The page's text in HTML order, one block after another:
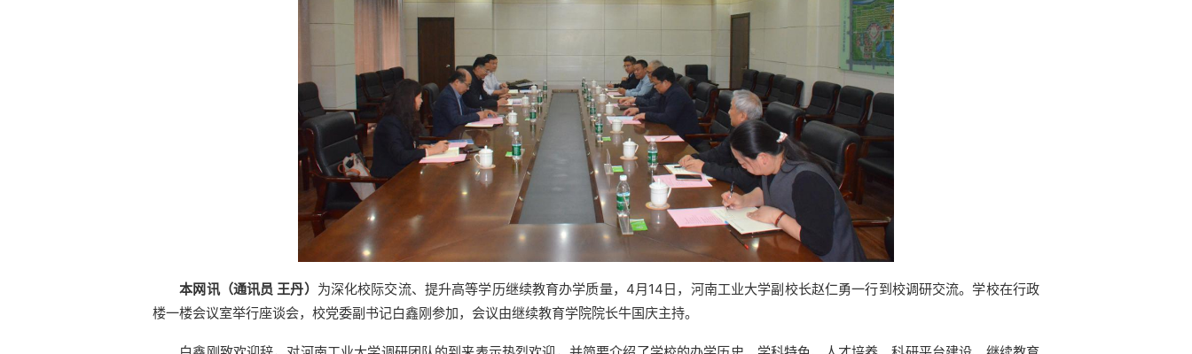
本网讯（通讯员 王丹） 为深化校际交流、提升高等学历继续教育办学质量，4月14日，河南工业大学副校长赵仁勇一行到校调研交流。学校在行政
楼一楼会议室举行座谈会，校党委副书记白鑫刚参加，会议由继续教育学院院长牛国庆主持。